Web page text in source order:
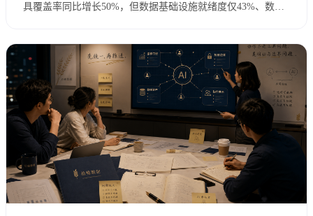
具覆盖率同比增长50%，但数据基础设施就绪度仅43%、数据
大多数企业的AI落地注定失败。